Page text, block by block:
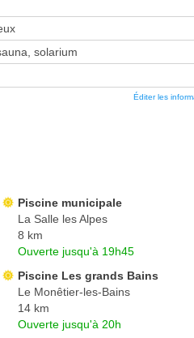
solarium
Éditer les
Piscine municipale
La Salle les Alpes
8 km
Ouverte jusqu'à 19h45
Piscine Les grands Bains
Le Monêtier-les-Bains
14 km
Ouverte jusqu'à 20h